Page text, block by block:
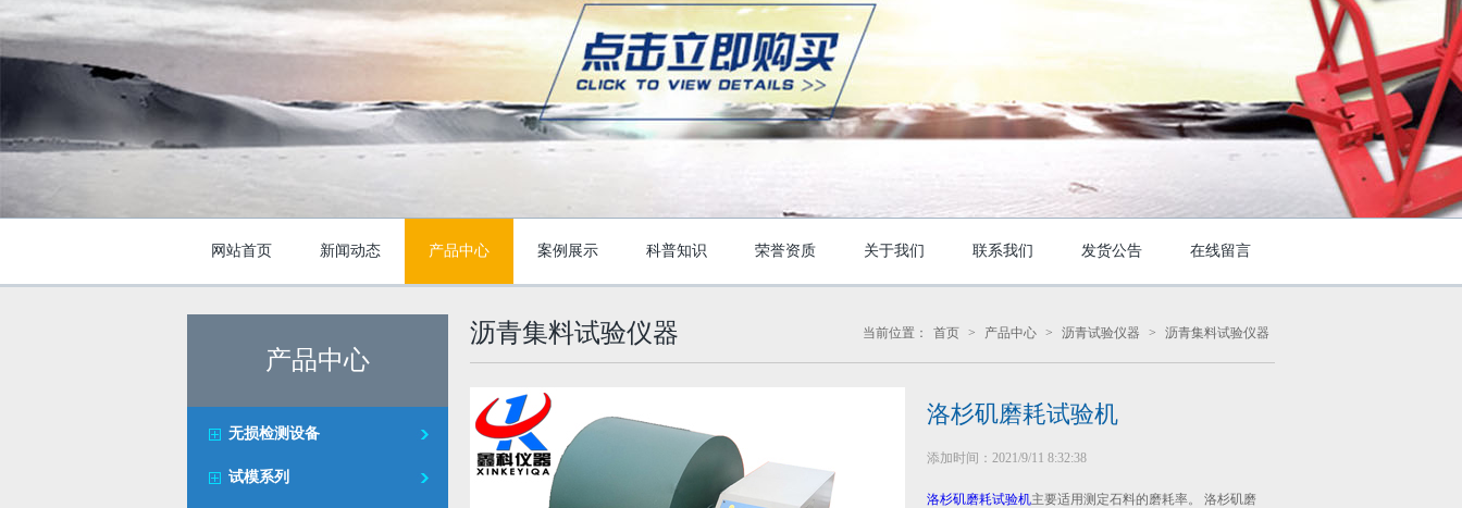
网站首页 新闻动态 产品中心 案例展示 科普知识 荣誉资质 关于我们 联系我们 发货公告 在线留言
产品中心
无损检测设备
试模系列
沥青集料试验仪器 当前位置： 首页 > 产品中心 > 沥青试验仪器 > 沥青集料试验仪器
洛杉矶磨耗试验机
添加时间：2021/9/11 8:32:38
洛杉矶磨耗试验机主要适用测定石料的磨耗率。 洛杉矶磨